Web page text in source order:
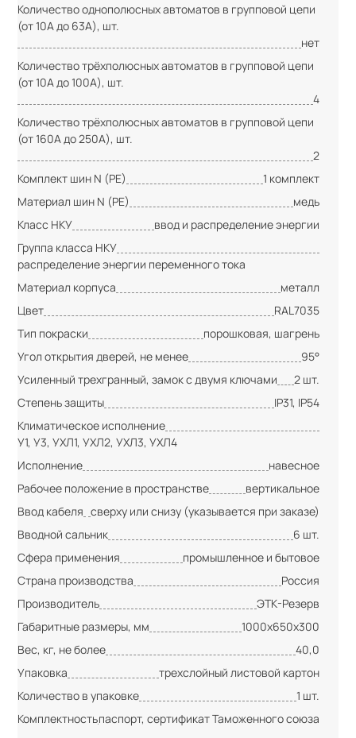
Количество однополюсных автоматов в групповой цепи
(от 10А до 63А), шт.
нет
Количество трёхполюсных автоматов в групповой цепи
(от 10А до 100А), шт.
4
Количество трёхполюсных автоматов в групповой цепи
(от 160А до 250А), шт.
2
Комплект шин N (PE)
1 комплект
Материал шин N (PE)
медь
Класс НКУ
ввод и распределение энергии
Группа класса НКУ
распределение энергии переменного тока
Материал корпуса
металл
Цвет
RAL7035
Тип покраски
порошковая, шагрень
Угол открытия дверей, не менее
95°
Усиленный трехгранный, замок с двумя ключами
2 шт.
Степень защиты
IP31, IP54
Климатическое исполнение
У1, У3, УХЛ1, УХЛ2, УХЛ3, УХЛ4
Исполнение
навесное
Рабочее положение в пространстве
вертикальное
Ввод кабеля сверху или снизу (указывается при заказе)
Вводной сальник
6 шт.
Сфера применения
промышленное и бытовое
Страна производства
Россия
Производитель
ЭТК-Резерв
Габаритные размеры, мм
1000х650х300
Вес, кг, не более
40,0
Упаковка
трехслойный листовой картон
Количество в упаковке
1 шт.
Комплектностьпаспорт, сертификат Таможенного союза